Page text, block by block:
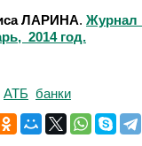
ЛАРИНА. Журнал
2014 год.
АТБ банки